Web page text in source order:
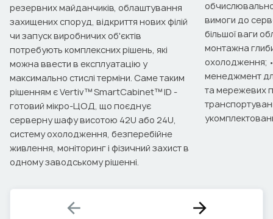
резервних майданчиків, облаштування
захищених споруд, відкриття нових філій
чи запуск виробничих об'єктів
потребують комплексних рішень, які
можна ввести в експлуатацію у
максимально стислі терміни. Саме таким
рішенням є Vertiv™ SmartCabinet™ ID -
готовий мікро-ЦОД, що поєднує
серверну шафу висотою 42U або 24U,
систему охолодження, безперебійне
живлення, моніторинг і фізичний захист в
одному заводському рішенні.
вимоги до
більшої ваги
монтажна
охолодження;
менеджмент
та мережевих